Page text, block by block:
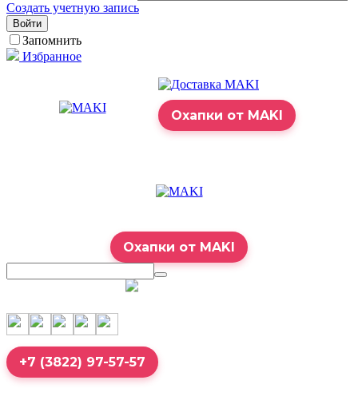
Создать учетную запись
Войти
Запомнить
Избранное
Охапки от MAKI
Охапки от MAKI
+7 (3822) 97-57-57